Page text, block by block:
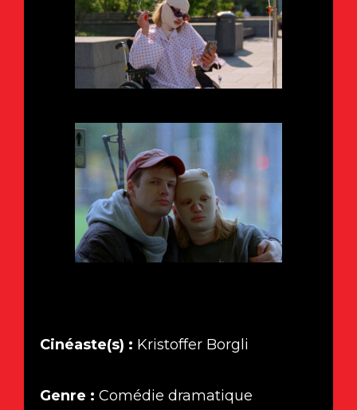
Cinéaste(s) : Kristoffer Borgli
Genre : Comédie dramatique